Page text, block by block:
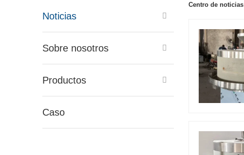
Noticias
Sobre nosotros
Productos
Caso
Centro de noticias